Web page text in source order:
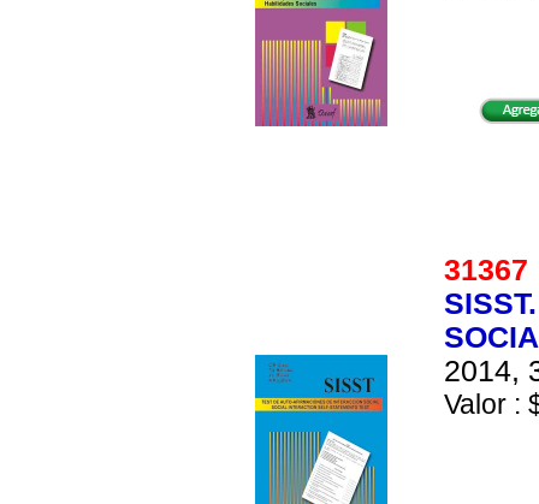
2014,
Valor :